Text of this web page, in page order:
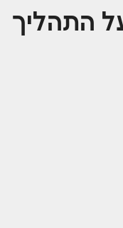
התהליך